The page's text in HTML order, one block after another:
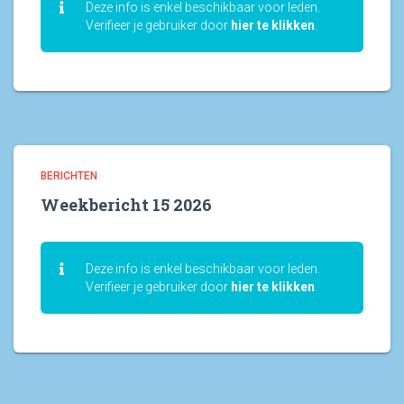
Deze info is enkel beschikbaar voor leden.
Verifieer je gebruiker door hier te klikken
BERICHTEN
Weekbericht 15 2026
Deze info is enkel beschikbaar voor leden.
Verifieer je gebruiker door hier te klikken